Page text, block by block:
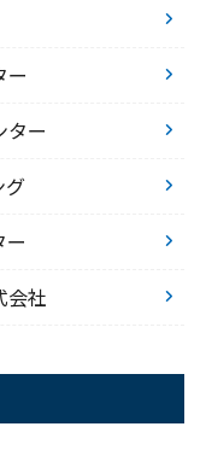
ー
ター
グ
会社